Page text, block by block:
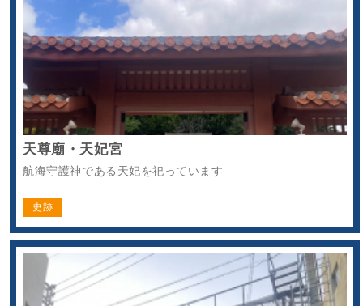
天尊廟・天妃宮
航海守護神である天妃を祀っています
史跡